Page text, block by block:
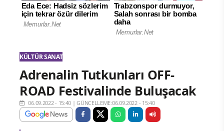
KÜLTÜR SANAT
Adrenalin Tutkunları OFF-
ROAD Festivalinde Buluşacak
06.09.2022 - 15:40 |GÜNCELLEME:06.09.2022 - 15:40